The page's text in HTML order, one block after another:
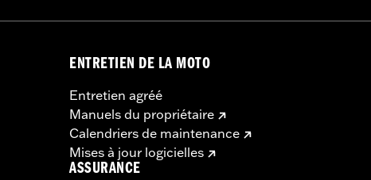
ENTRETIEN DE LA MOTO
Entretien agréé
Manuels du propriétaire
Calendriers de maintenance
Mises à jour logicielles
ASSURANCE